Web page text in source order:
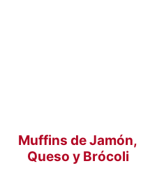
Muffins de Jamón,
Queso y Brócoli